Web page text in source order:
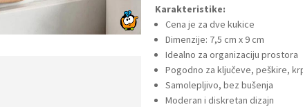
Karakteristike:
Cena je za dve kukice
Dimenzije: 7,5 cm x 9 cm
Idealno za organizaciju prostora
Pogodno za ključeve, peškire,
Samolepljivo, bez bušenja
Moderan i diskretan dizajn